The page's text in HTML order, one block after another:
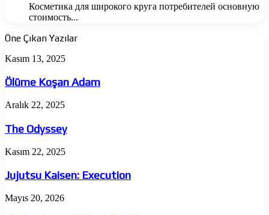
Косметика для широкого круга потребителей основную
стоимость...
Öne Çıkan Yazılar
Ölüme
Adam
Kasım 13, 2025
Ölüme Koşan Adam
The
Aralık 22, 2025
The Odyssey
Jujutsu
Execution
Kasım 22, 2025
Jujutsu Kaisen: Execution
Almina
Mayıs 20, 2026